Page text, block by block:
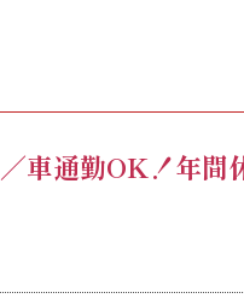
車通勤OK！年間